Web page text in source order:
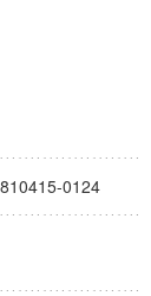
成熟社会発展のサ
0124